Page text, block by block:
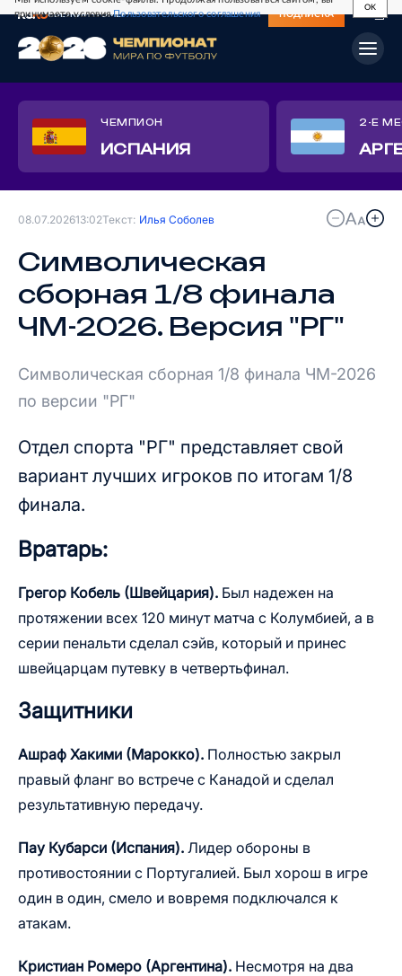
принимаете условияПользовательского соглашения
OK
СВЕЖИЙ НОМЕР ПОДПИСКА
ЧЕМПИОН
ИСПАНИЯ
2-Е
08.07.202613:02Текст: Илья Соболев
Символическая
сборная 1/8 финала
ЧМ-2026. Версия "РГ"
Символическая сборная 1/8 финала ЧМ-2026
по версии "РГ"
Отдел спорта "РГ" представляет свой
вариант лучших игроков по итогам 1/8
финала.
Вратарь:
Грегор Кобель (Швейцария). Был надежен на
протяжении всех 120 минут матча с Колумбией, а в
серии пенальти сделал сэйв, который и принес
швейцарцам путевку в четвертьфинал.
Защитники
Ашраф Хакими (Марокко). Полностью закрыл
правый фланг во встрече с Канадой и сделал
результативную передачу.
Пау Кубарси (Испания). Лидер обороны в
противостоянии с Португалией. Был хорош в игре
один в один, смело и вовремя подключался к
атакам.
Кристиан Ромеро (Аргентина). Несмотря на два